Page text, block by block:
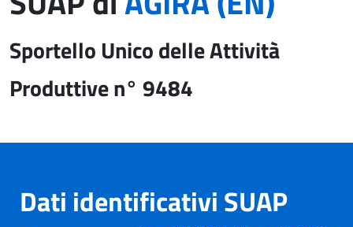
Sportello Unico delle Attività
Produttive n° 9484
Dati identificativi SUAP